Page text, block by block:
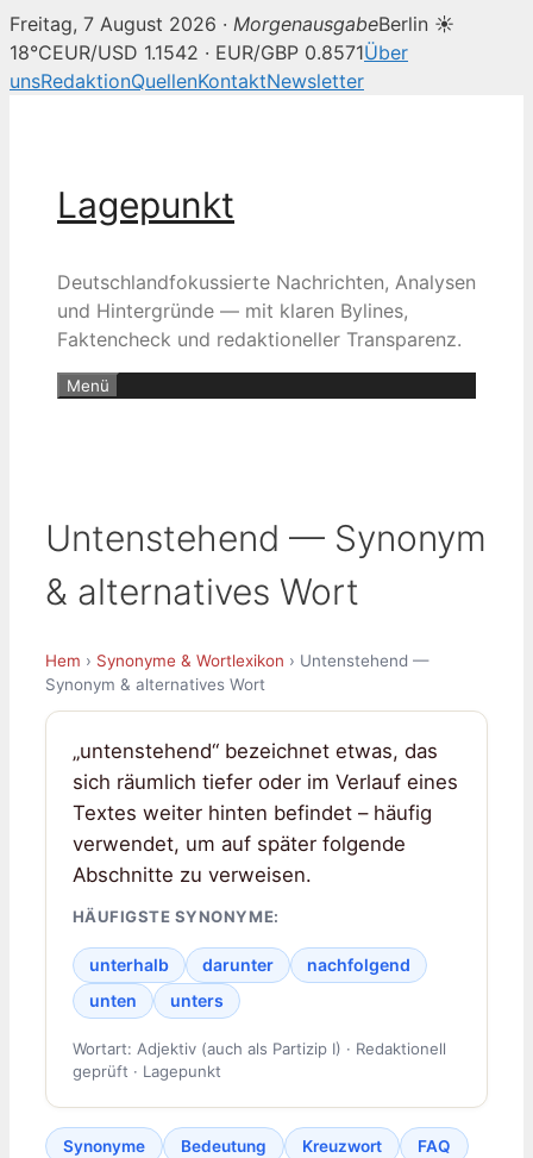
Freitag, 7 August 2026 · MorgenausgabeBerlin ☀
18°CEUR/USD 1.1542 · EUR/GBP 0.8571Über
unsRedaktionQuellenKontaktNewsletter
Lagepunkt
Deutschlandfokussierte Nachrichten, Analysen
und Hintergründe — mit klaren Bylines,
Faktencheck und redaktioneller Transparenz.
Menü
Untenstehend — Synonym
& alternatives Wort
Hem › Synonyme & Wortlexikon › Untenstehend —
Synonym & alternatives Wort
„untenstehend“ bezeichnet etwas, das
sich räumlich tiefer oder im Verlauf eines
Textes weiter hinten befindet – häufig
verwendet, um auf später folgende
Abschnitte zu verweisen.
HÄUFIGSTE SYNONYME:
unterhalb darunter
nachfolgend
unten
unters
Wortart: Adjektiv (auch als Partizip I) · Redaktionell
geprüft · Lagepunkt
Synonyme Bedeutung Kreuzwort FAQ